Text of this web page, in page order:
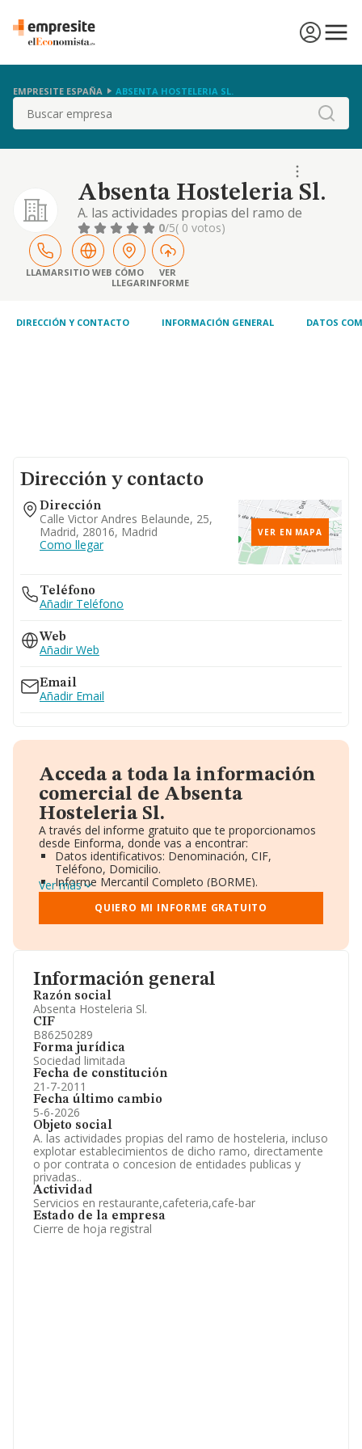
EMPRESITE ESPAÑA ABSENTA HOSTELERIA SL.
Buscar
Absenta Hosteleria Sl.
A. las actividades propias del ramo de
hosteleria, incluso explotar establecimientos
de dicho ramo, directamente o por contrata
o concesion de entidades publicas y
privadas..
0/5( 0 votos)
LLAMARSITIO WEB CÓMO
LLEGAR
VER
INFORME
DIRECCIÓN Y CONTACTO INFORMACIÓN GENERAL DATOS
Información general
Razón social
Absenta Hosteleria Sl.
CIF
B86250289
Forma jurídica
Sociedad limitada
Fecha de constitución
21-7-2011
Fecha último cambio
5-6-2026
Objeto social
A. las actividades propias del ramo de hosteleria, incluso
explotar establecimientos de dicho ramo, directamente
o por contrata o concesion de entidades publicas y
privadas..
Actividad
Servicios en restaurante,cafeteria,cafe-bar
Estado de la empresa
Cierre de hoja registral
Dirección y contacto
Dirección
Calle Victor Andres Belaunde, 25,
Madrid, 28016, Madrid
Como llegar
VER EN MAPA
Teléfono
Añadir Teléfono
Web
Añadir Web
Email
Añadir Email
Acceda a toda la información
comercial de Absenta
Hosteleria Sl.
A través del informe gratuito que te proporcionamos
desde Einforma, donde vas a encontrar:
Datos identificativos: Denominación, CIF,
Teléfono, Domicilio.
Informe Mercantil Completo (BORME).
Gráficos de Evolución Ventas y Empleados.
Consejo de Administración y Administradores.
Directivos y Ejecutivos.
Información oficial y registral complementaria.
Ver más
QUIERO MI INFORME GRATUITO